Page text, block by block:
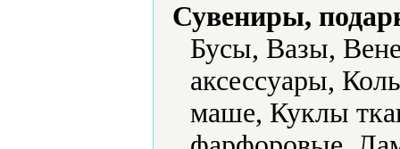
Сувениры,
Бусы, Вазы,
аксессуары,
маше, Куклы